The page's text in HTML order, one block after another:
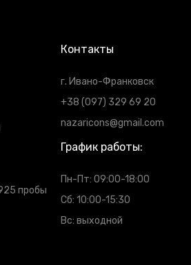
пробы
Контакты
г. Ивано-Франковск
+38 (097) 329 69 20
nazaricons@gmail.com
График работы:
Пн-Пт: 09:00-18:00
Сб: 10:00-15:30
Вс: выходной